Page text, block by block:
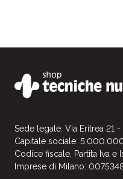
Sede legale: Via Eritrea 21
Capitale sociale:
Codice fiscale, Partita Iva
Imprese di Milano: